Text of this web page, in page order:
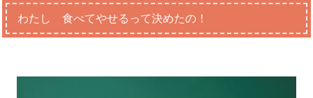
わたし 食べてやせるって決めたの！